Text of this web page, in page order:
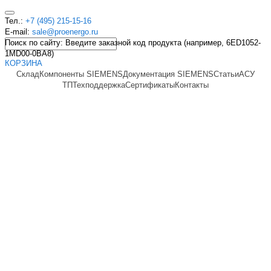
Тел.: +7 (495) 215-15-16
E-mail: sale@proenergo.ru
Поиск по сайту: Введите заказной код продукта (например, 6ED1052-
1MD00-0BA8)
КОРЗИНА
СкладКомпоненты SIEMENSДокументация SIEMENSСтатьиАСУ
ТПТехподдержкаСертификатыКонтакты